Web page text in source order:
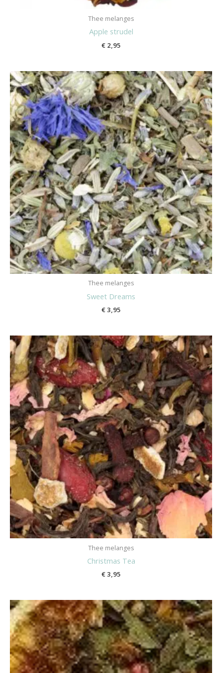
Thee melanges
Apple strudel
€ 2,95
Thee melanges
Sweet Dreams
€ 3,95
Thee melanges
Christmas Tea
€ 3,95